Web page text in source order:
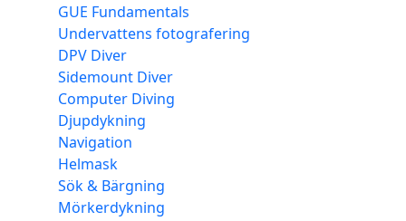
GUE Fundamentals
Undervattens fotografering
DPV Diver
Sidemount Diver
Computer Diving
Djupdykning
Navigation
Helmask
Sök & Bärgning
Mörkerdykning